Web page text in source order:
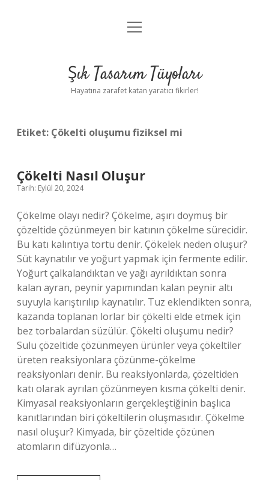
Anasayfa
Yasal Uyarı
menüyü
Şık Tasarım Tüyoları
Hayatına zarafet katan yaratıcı fikirler!
Etiket: Çökelti oluşumu fiziksel mi
Çökelti Nasıl Oluşur
Tarih: Eylül 20, 2024
Çökelme olayı nedir? Çökelme, aşırı doymuş bir
çözeltide çözünmeyen bir katının çökelme sürecidir.
Bu katı kalıntıya tortu denir. Çökelek neden oluşur?
Süt kaynatılır ve yoğurt yapmak için fermente edilir.
Yoğurt çalkalandıktan ve yağı ayrıldıktan sonra
kalan ayran, peynir yapımından kalan peynir altı
suyuyla karıştırılıp kaynatılır. Tuz eklendikten sonra,
kazanda toplanan lorlar bir çökelti elde etmek için
bez torbalardan süzülür. Çökelti oluşumu nedir?
Sulu çözeltide çözünmeyen ürünler veya çökeltiler
üreten reaksiyonlara çözünme-çökelme
reaksiyonları denir. Bu reaksiyonlarda, çözeltiden
katı olarak ayrılan çözünmeyen kısma çökelti denir.
Kimyasal reaksiyonların gerçekleştiğinin başlıca
kanıtlarından biri çökeltilerin oluşmasıdır. Çökelme
nasıl oluşur? Kimyada, bir çözeltide çözünen
atomların difüzyonla…